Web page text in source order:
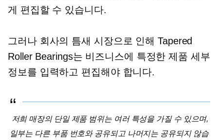
게 편집할 수 있습니다.
그러나 회사의 틈새 시장으로 인해 Tapered
Roller Bearings는 비즈니스에 특정한 제품 세부
정보를 입력하고 편집해야 합니다.
저희 매장의 단일 제품 범위는 여러 특성을 가질 수 있으며,
일부는 다른 부품 번호와 공유되고 나머지는 공유되지 않습